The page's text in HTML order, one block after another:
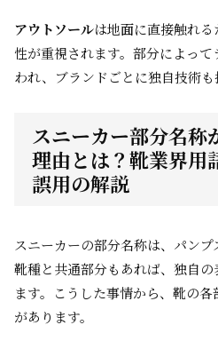
アウトソールは地面に直接触れ
性が重視されます。部分によっ
われ、ブランドごとに独自技術も
スニーカー部分名称
理由とは？靴業界用
誤用の解説
スニーカーの部分名称は、パン
靴種と共通部分もあれば、独自
ます。こうした事情から、靴の
があります。